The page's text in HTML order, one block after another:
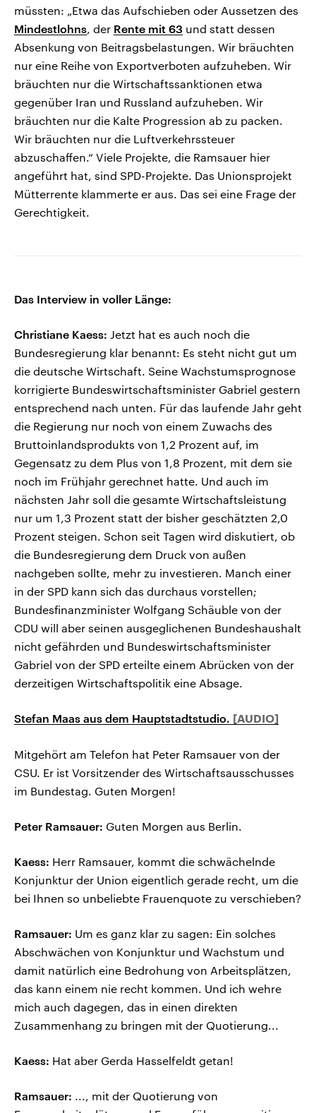
müssten: „Etwa das Aufschieben oder Aussetzen des
Mindestlohns, der Rente mit 63 und statt dessen
Absenkung von Beitragsbelastungen. Wir bräuchten
nur eine Reihe von Exportverboten aufzuheben. Wir
bräuchten nur die Wirtschaftssanktionen etwa
gegenüber Iran und Russland aufzuheben. Wir
bräuchten nur die Kalte Progression ab zu packen.
Wir bräuchten nur die Luftverkehrssteuer
abzuschaffen.“ Viele Projekte, die Ramsauer hier
angeführt hat, sind SPD-Projekte. Das Unionsprojekt
Mütterrente klammerte er aus. Das sei eine Frage der
Gerechtigkeit.
Das Interview in voller Länge:
Christiane Kaess: Jetzt hat es auch noch die
Bundesregierung klar benannt: Es steht nicht gut um
die deutsche Wirtschaft. Seine Wachstumsprognose
korrigierte Bundeswirtschaftsminister Gabriel gestern
entsprechend nach unten. Für das laufende Jahr geht
die Regierung nur noch von einem Zuwachs des
Bruttoinlandsprodukts von 1,2 Prozent auf, im
Gegensatz zu dem Plus von 1,8 Prozent, mit dem sie
noch im Frühjahr gerechnet hatte. Und auch im
nächsten Jahr soll die gesamte Wirtschaftsleistung
nur um 1,3 Prozent statt der bisher geschätzten 2,0
Prozent steigen. Schon seit Tagen wird diskutiert, ob
die Bundesregierung dem Druck von außen
nachgeben sollte, mehr zu investieren. Manch einer
in der SPD kann sich das durchaus vorstellen;
Bundesfinanzminister Wolfgang Schäuble von der
CDU will aber seinen ausgeglichenen Bundeshaushalt
nicht gefährden und Bundeswirtschaftsminister
Gabriel von der SPD erteilte einem Abrücken von der
derzeitigen Wirtschaftspolitik eine Absage.
Stefan Maas aus dem Hauptstadtstudio.
Mitgehört am Telefon hat Peter Ramsauer von der
CSU. Er ist Vorsitzender des Wirtschaftsausschusses
im Bundestag. Guten Morgen!
Peter Ramsauer: Guten Morgen aus Berlin.
Kaess: Herr Ramsauer, kommt die schwächelnde
Konjunktur der Union eigentlich gerade recht, um die
bei Ihnen so unbeliebte Frauenquote zu verschieben?
Ramsauer: Um es ganz klar zu sagen: Ein solches
Abschwächen von Konjunktur und Wachstum und
damit natürlich eine Bedrohung von Arbeitsplätzen,
das kann einem nie recht kommen. Und ich wehre
mich auch dagegen, das in einen direkten
Zusammenhang zu bringen mit der Quotierung...
Kaess: Hat aber Gerda Hasselfeldt getan!
Ramsauer: ..., mit der Quotierung von